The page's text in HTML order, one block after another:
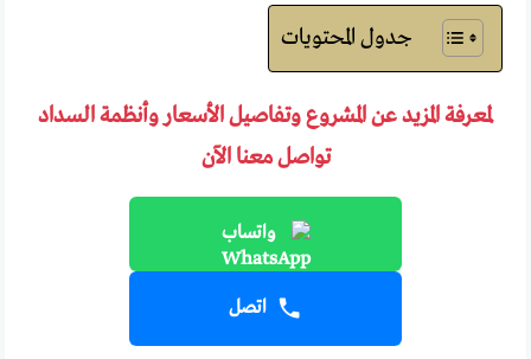
جدول المحتويات
لمعرفة المزيد عن المشروع وتفاصيل الأسعار وأنظمة السداد
تواصل معنا الآن
واتساب
اتصل